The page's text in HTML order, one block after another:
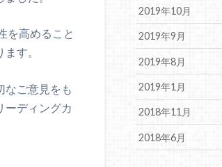
を高めること
す。
なご意見をも
ーディングカ
2019年10月
2019年9月
2019年8月
2019年1月
2018年11月
2018年6月